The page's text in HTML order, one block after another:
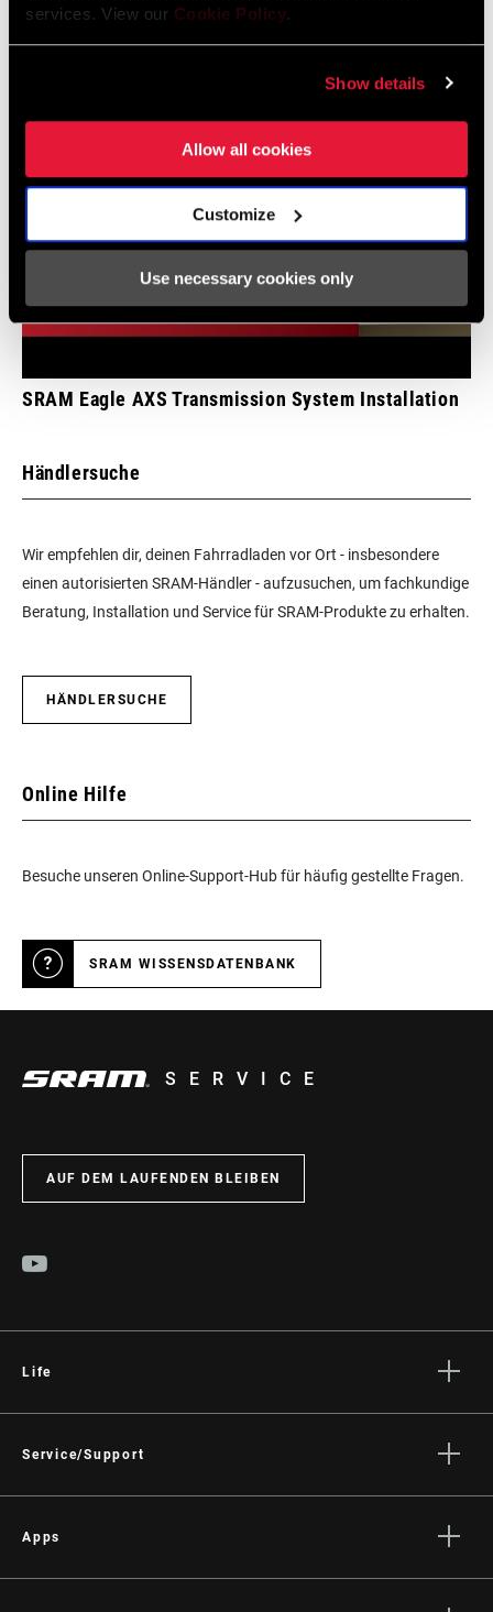
services. View our Cookie Policy.
Show details
Allow all cookies
Customize
Use necessary cookies only
LIEFERUMFANG
LADEGERÄT IM
Yes
LIEFERUMFANG
No
SRAM Eagle AXS Transmission System Installation
Händlersuche
Wir empfehlen dir, deinen Fahrradladen vor Ort - insbesondere
einen autorisierten SRAM-Händler - aufzusuchen, um fachkundige
Beratung, Installation und Service für SRAM-Produkte zu erhalten.
HÄNDLERSUCHE
Online Hilfe
Besuche unseren Online-Support-Hub für häufig gestellte Fragen.
SRAM WISSENSDATENBANK
SERVICE
AUF DEM LAUFENDEN BLEIBEN
Life
Kultur
Service/Support
Händler Support
Apps